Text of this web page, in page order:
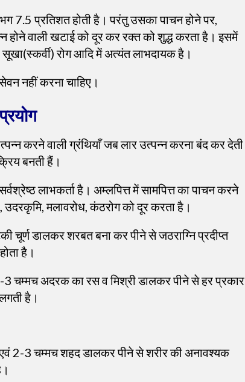
7.5 प्रतिशत होती है। परंतु उसका पाचन होने पर,
होने वाली खटाई को दूर कर रक्त को शुद्ध करता है। इसमें
सूखा(स्कर्वी) रोग आदि में अत्यंत लाभदायक है।
नहीं करना चाहिए।
करने वाली ग्रंथियाँ जब लार उत्पन्न करना बंद कर देती
बनती हैं।
लाभकर्ता है। अम्लपित्त में सामपित्त का पाचन करने
मलावरोध, कंठरोग को दूर करता है।
चूर्ण डालकर शरबत बना कर पीने से जठराग्नि प्रदीप्त
है।
3 चम्मच अदरक का रस व मिश्री डालकर पीने से हर प्रकार
है।
2-3 चम्मच शहद डालकर पीने से शरीर की अनावश्यक